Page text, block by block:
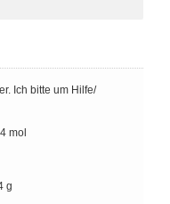
Ich bitte um Hilfe/
mol
g